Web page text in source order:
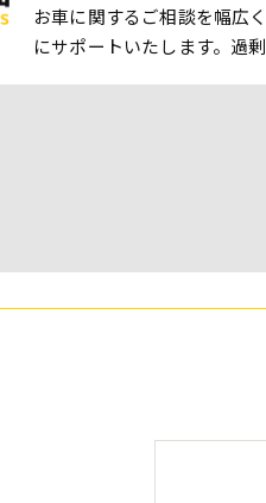
お車に関するご相談を幅広
にサポートいたします。過